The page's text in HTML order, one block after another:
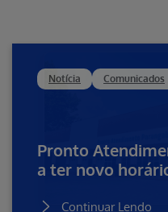
Notícia Comunicados
Pronto
a ter novo
Continuar Lendo